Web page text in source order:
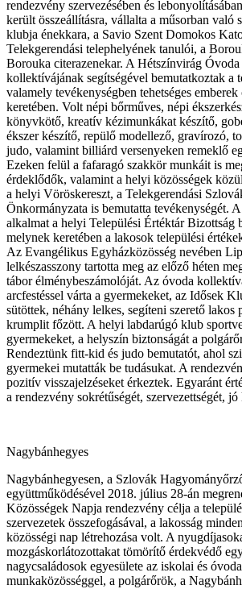
rendezvény szervezésében és
került összeállításra, vállalta a műsorban való
klubja énekkara, a Savio Szent Domokos
Telekgerendási telephelyének tanulói, a
Borouka citerazenekar. A Hétszínvirág Óvoda
kollektívájának segítségével bemutatkoztak a
valamely tevékenységben tehetséges
keretében. Volt népi bőrműves, népi
könyvkötő, kreatív kézimunkákat készítő,
ékszer készítő, repülő modellező, gravírozó,
judo, valamint billiárd versenyeken remeklő
Ezeken felül a fafaragó szakkör munkáit is
érdeklődők, valamint a helyi közösségek
a helyi Vöröskereszt, a Telekgerendási
Önkormányzata is bemutatta tevékenységét.
alkalmat a helyi Települési Értéktár Bizottság
melynek keretében a lakosok települési
Az Evangélikus Egyházközösség nevében
lelkészasszony tartotta meg az előző héten
tábor élménybeszámolóját. Az óvoda
arcfestéssel várta a gyermekeket, az Idősek
sütöttek, néhány lelkes, segíteni szerető lakos
krumplit főzött. A helyi labdarúgó klub
gyermekeket, a helyszín biztonságát a
Rendeztünk fitt-kid és judo bemutatót, ahol
gyermekei mutatták be tudásukat. A
pozitív visszajelzéseket érkeztek. Egyaránt
a rendezvény sokrétűségét, szervezettségét, jó
Nagybánhegyes
Nagybánhegyesen, a Szlovák
együttműködésével 2018. július 28-án
Közösségek Napja rendezvény célja a
szervezetek összefogásával, a lakosság
közösségi nap létrehozása volt. A
mozgáskorlátozottakat tömörítő érdekvédő
nagycsaládosok egyesülete az iskolai és
munkaközösséggel, a polgárőrök, a